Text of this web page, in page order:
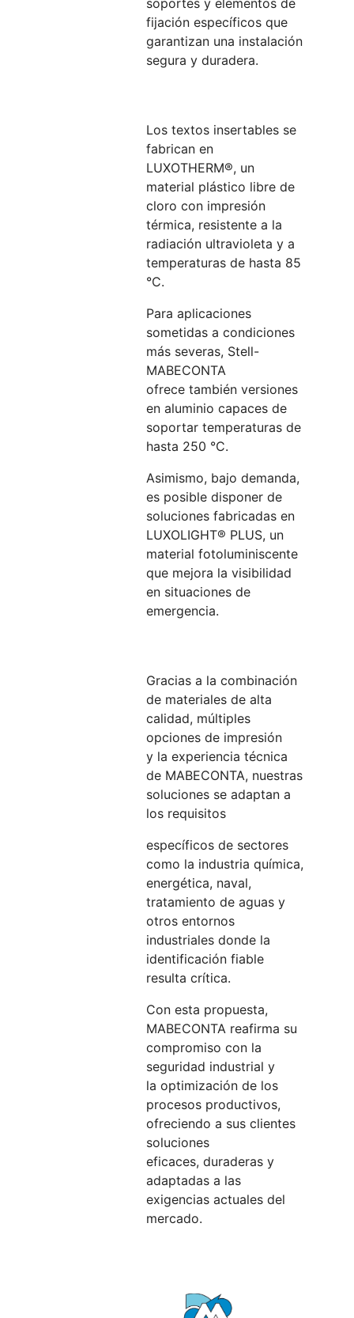
soportes y elementos de
fijación específicos que
garantizan una instalación
segura y duradera.
Los textos insertables se
fabrican en
LUXOTHERM®, un
material plástico libre de
cloro con impresión
térmica, resistente a la
radiación ultravioleta y a
temperaturas de hasta 85
°C.
Para aplicaciones
sometidas a condiciones
más severas, Stell-
MABECONTA
ofrece también versiones
en aluminio capaces de
soportar temperaturas de
hasta 250 °C.
Asimismo, bajo demanda,
es posible disponer de
soluciones fabricadas en
LUXOLIGHT® PLUS, un
material fotoluminiscente
que mejora la visibilidad
en situaciones de
emergencia.
Gracias a la combinación
de materiales de alta
calidad, múltiples
opciones de impresión
y la experiencia técnica
de MABECONTA, nuestras
soluciones se adaptan a
los requisitos
específicos de sectores
como la industria química,
energética, naval,
tratamiento de aguas y
otros entornos
industriales donde la
identificación fiable
resulta crítica.
Con esta propuesta,
MABECONTA reafirma su
compromiso con la
seguridad industrial y
la optimización de los
procesos productivos,
ofreciendo a sus clientes
soluciones
eficaces, duraderas y
adaptadas a las
exigencias actuales del
mercado.